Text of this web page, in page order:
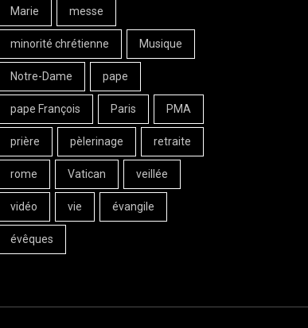
Marie messe
minorité chrétienne Musique
Notre-Dame pape
pape François Paris PMA
prière pèlerinage retraite
rome Vatican veillée
vidéo vie évangile
évêques